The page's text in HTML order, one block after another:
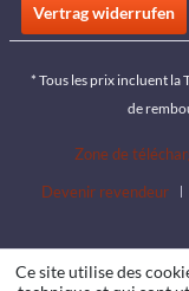
Vertrag widerrufen
* Tous les prix incluent la
de
Zone de
Devenir revendeur
Ce site utilise des